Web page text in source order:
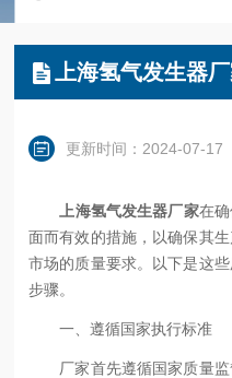
上海氢气发生器
更新时间：2024-07-17
上海氢气发生器厂家在
面而有效的措施，以确保其
市场的质量要求。以下是这
步骤。
一、遵循国家执行标准
厂家首先遵循国家质量监